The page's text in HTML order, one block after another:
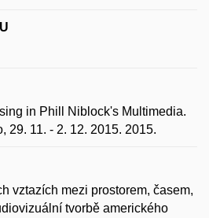
in Phill Niblock's Multimedia.
29. 11. - 2. 12. 2015. 2015.
vztazích mezi prostorem, časem,
tvorbě amerického